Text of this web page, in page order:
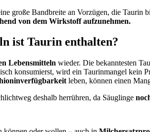
große Bandbreite an Vorzügen, die
von dem Wirkstoff aufzunehmen.
ist Taurin enthalten?
Lebensmitteln wieder. Die bekanntesten
konsumierst, wird ein Taurinmangel kein
leben, können einen
deshalb herrühren, da Säuglinge